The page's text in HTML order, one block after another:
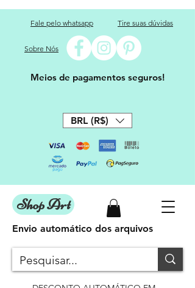
Fale pelo whatsapp Tire suas dúvidas
Sobre Nós
Meios de pagamentos seguros!
BRL (R$)
Shop Art
Envio automático dos arquivos